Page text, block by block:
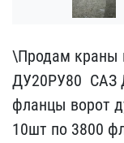
\Продам
ДУ20РУ80 ​ САЗ
фланцы ворот
10шт по 3800